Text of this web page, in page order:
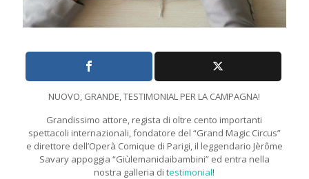
NUOVO, GRANDE, TESTIMONIAL PER LA CAMPAGNA!
Grandissimo attore, regista di oltre cento importanti
spettacoli internazionali, fondatore del “Grand Magic Circus”
e direttore dell’Operà Comique di Parigi, il leggendario Jèrôme
Savary appoggia “Giùlemanidaibambini” ed entra nella
nostra galleria di testimonial!